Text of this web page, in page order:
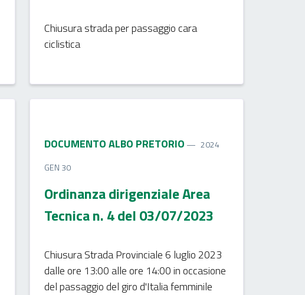
Chiusura strada per passaggio cara
ciclistica
DOCUMENTO ALBO PRETORIO
2024
GEN 30
Ordinanza dirigenziale Area
Tecnica n. 4 del 03/07/2023
Chiusura Strada Provinciale 6 luglio 2023
dalle ore 13:00 alle ore 14:00 in occasione
del passaggio del giro d'Italia femminile